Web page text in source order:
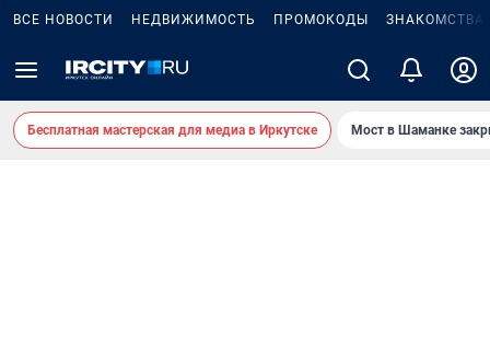
ВСЕ НОВОСТИ НЕДВИЖИМОСТЬ ПРОМОКОДЫ ЗНАКОМСТВА
Бесплатная мастерская для медиа в Иркутске Мост в Шаманке